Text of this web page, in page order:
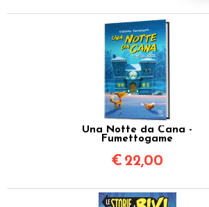
Una Notte da Cana -
Fumettogame
€ 22,00